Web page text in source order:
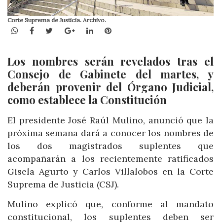
Corte Suprema de Justicia. Archivo.
WhatsApp
Facebook
TwitterGoogle+LinkedInPinterest
Los nombres serán revelados tras el
Consejo de Gabinete del martes, y
deberán provenir del Órgano Judicial,
como establece la Constitución
El presidente José Raúl Mulino, anunció que la
próxima semana dará a conocer los nombres de
los dos magistrados suplentes que
acompañarán a los recientemente ratificados
Gisela Agurto y Carlos Villalobos en la Corte
Suprema de Justicia (CSJ).
Mulino explicó que, conforme al mandato
constitucional, los suplentes deben ser